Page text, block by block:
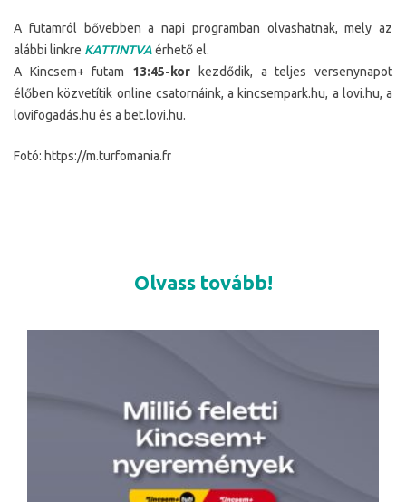
A futamról bővebben a napi programban olvashatnak, mely az
alábbi linkre KATTINTVAérhető el.
A Kincsem+ futam 13:45-kor
kezdődik, a teljes versenynapot
élőben közvetítik online csatornáink, a kincsempark.hu, a lovi.hu, a
lovifogadás.hu és a bet.lovi.hu.
Fotó: https://m.turfomania.fr
Olvass tovább!